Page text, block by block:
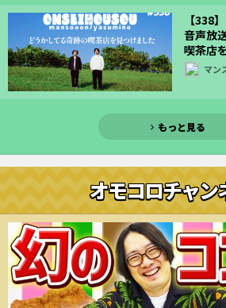
【338
音声放
喫茶店
マン
もっと見る
オモコロチャン